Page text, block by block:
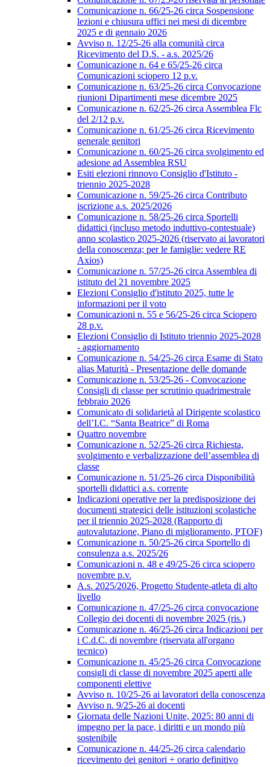
Comunicazione n. 66/25-26 circa Sospensione
lezioni e chiusura uffici nei mesi di dicembre
2025 e di gennaio 2026
Avviso n. 12/25-26 alla comunità circa
Ricevimento del D.S. - a.s. 2025/26
Comunicazione n. 64 e 65/25-26 circa
Comunicazioni sciopero 12 p.v.
Comunicazione n. 63/25-26 circa Convocazione
riunioni Dipartimenti mese dicembre 2025
Comunicazione n. 62/25-26 circa Assemblea Flc
del 2/12 p.v.
Comunicazione n. 61/25-26 circa Ricevimento
generale genitori
Comunicazione n. 60/25-26 circa svolgimento ed
adesione ad Assemblea RSU
Esiti elezioni rinnovo Consiglio d'Istituto -
triennio 2025-2028
Comunicazione n. 59/25-26 circa Contributo
iscrizione a.s. 2025/2026
Comunicazione n. 58/25-26 circa Sportelli
didattici (incluso metodo induttivo-contestuale)
anno scolastico 2025-2026 (riservato ai lavoratori
della conoscenza; per le famiglie: vedere RE
Axios)
Comunicazione n. 57/25-26 circa Assemblea di
istituto del 21 novembre 2025
Elezioni Consiglio d'istituto 2025, tutte le
informazioni per il voto
Comunicazioni n. 55 e 56/25-26 circa Sciopero
28 p.v.
Elezioni Consiglio di Istituto triennio 2025-2028
- aggiornamento
Comunicazione n. 54/25-26 circa Esame di Stato
alias Maturità - Presentazione delle domande
Comunicazione n. 53/25-26 - Convocazione
Consigli di classe per scrutinio quadrimestrale
febbraio 2026
Comunicato di solidarietà al Dirigente scolastico
dell’I.C. “Santa Beatrice” di Roma
Quattro novembre
Comunicazione n. 52/25-26 circa Richiesta,
svolgimento e verbalizzazione dell’assemblea di
classe
Comunicazione n. 51/25-26 circa Disponibilità
sportelli didattici a.s. corrente
Indicazioni operative per la predisposizione dei
documenti strategici delle istituzioni scolastiche
per il triennio 2025-2028 (Rapporto di
autovalutazione, Piano di miglioramento, PTOF)
Comunicazione n. 50/25-26 circa Sportello di
consulenza a.s. 2025/26
Comunicazioni n. 48 e 49/25-26 circa sciopero
novembre p.v.
A.s. 2025/2026, Progetto Studente-atleta di alto
livello
Comunicazione n. 47/25-26 circa convocazione
Collegio dei docenti di novembre 2025 (ris.)
Comunicazione n. 46/25-26 circa Indicazioni per
i C.d.C. di novembre (riservata all'organo
tecnico)
Comunicazione n. 45/25-26 circa Convocazione
consigli di classe di novembre 2025 aperti alle
componenti elettive
Avviso n. 10/25-26 ai lavoratori della conoscenza
Avviso n. 9/25-26 ai docenti
Giornata delle Nazioni Unite, 2025: 80 anni di
impegno per la pace, i diritti e un mondo più
sostenibile
Comunicazione n. 44/25-26 circa calendario
ricevimento dei genitori + orario definitivo